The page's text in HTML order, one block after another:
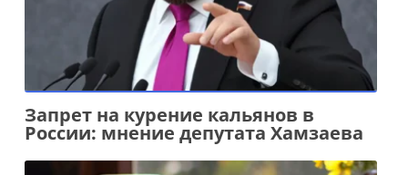
Запрет на курение кальянов в
России: мнение депутата Хамзаева